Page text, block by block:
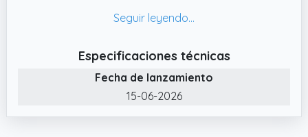
✔️ Multiples usos. Nuestra rodillera deportiva
cruzado anterior (LCA),diversas lesiones
relacionadas con el deporte, osteoartritis
leve y problemas de ligamentos como
PCL/MCL/LCL.
Especificaciones técnicas
Fecha de lanzamiento
15-06-2026